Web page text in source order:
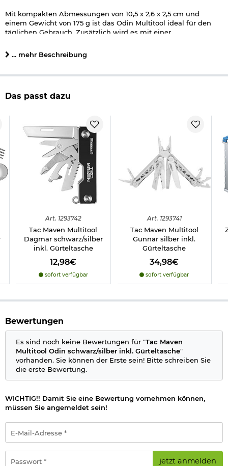
Mit kompakten Abmessungen von 10,5 x 2,6 x 2,5 cm und
einem Gewicht von 175 g ist das Odin Multitool ideal für den
täglichen Gebrauch. Zusätzlich wird es mit einer
sicheren Transport und schnellen Zugriff gewährleistet - Dein
vielseitiger Partner für alle Abenteuer!
Lieferumfang:
Tac Maven Multitool Odin schwarz/silber
Gürtelclip
Integrierte Werkzeuge:
Messer
Schere
Schlitzschraubendreher
Kreuzschraubendreher
Glasbrecher
Technische Daten zu Tac Maven Multitool Odin:
Länge geschlossen: ca. 10,5 cm
Länge geöffnet: ca. 18 cm
Klingenlänge: ca. 7,5 cm
Gewicht: ca. 175 g
Farbe: schwarz, silber
Marke: Tac Maven
... mehr Beschreibung
Das passt dazu
Art. 1293742
Tac Maven Multitool
Dagmar schwarz/silber
inkl. Gürteltasche
12,98€
sofort verfügbar
Art. 1293741
Tac Maven Multitool
Gunnar silber inkl.
Gürteltasche
34,98€
sofort verfügbar
Bewertungen
Es sind noch keine Bewertungen für "Tac Maven
Multitool Odin schwarz/silber inkl. Gürteltasche"
vorhanden. Sie können der Erste sein! Bitte schreiben Sie
die erste Bewertung.
WICHTIG!! Damit Sie eine Bewertung vornehmen können,
müssen Sie angemeldet sein!
Mail-
Adresse
*
jetzt anmelden